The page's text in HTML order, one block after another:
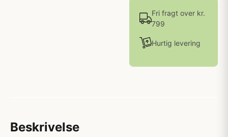
Fri fragt over kr.
799
Hurtig levering
Beskrivelse